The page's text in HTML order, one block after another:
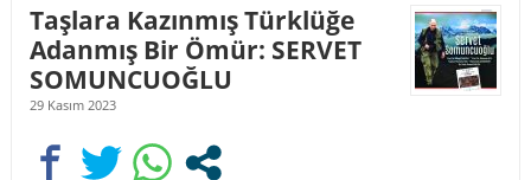
Taşlara Kazınmış Türklüğe
Adanmış Bir Ömür: SERVET
SOMUNCUOĞLU
29 Kasım 2023